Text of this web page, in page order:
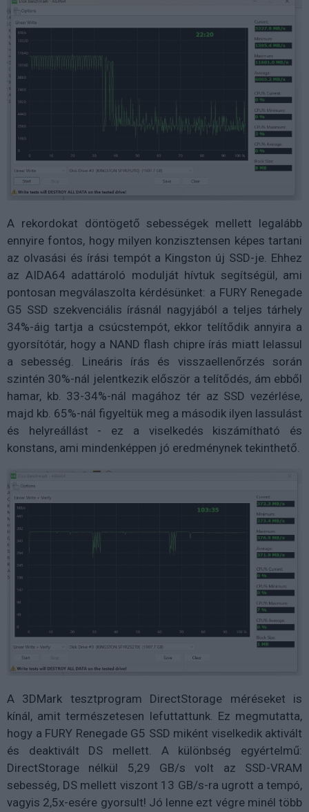
A rekordokat döntögető sebességek mellett legalább
ennyire fontos, hogy milyen konzisztensen képes tartani
az olvasási és írási tempót a Kingston új SSD-je. Ehhez
az AIDA64 adattároló modulját hívtuk segítségül, ami
pontosan megválaszolta kérdésünket: a FURY Renegade
G5 SSD szekvenciális írásnál nagyjából a teljes tárhely
34%-áig tartja a csúcstempót, ekkor telítődik annyira a
gyorsítótár, hogy a NAND flash chipre írás miatt lelassul
a sebesség. Lineáris írás és visszaellenőrzés során
szintén 30%-nál jelentkezik először a telítődés, ám ebből
hamar, kb. 33-34%-nál magához tér az SSD vezérlése,
majd kb. 65%-nál figyeltük meg a második ilyen lassulást
és helyreállást - ez a viselkedés kiszámítható és
konstans, ami mindenképpen jó eredménynek tekinthető.
A 3DMark tesztprogram DirectStorage méréseket is
kínál, amit természetesen lefuttattunk. Ez megmutatta,
hogy a FURY Renegade G5 SSD miként viselkedik aktivált
és deaktivált DS mellett. A különbség egyértelmű:
DirectStorage nélkül 5,29 GB/s volt az SSD-VRAM
sebesség, DS mellett viszont 13 GB/s-ra ugrott a tempó,
vagyis 2,5x-esére gyorsult! Jó lenne ezt végre minél több